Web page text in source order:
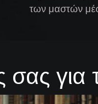
των μαστών
για